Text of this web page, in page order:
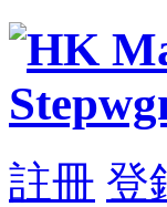
註冊 登